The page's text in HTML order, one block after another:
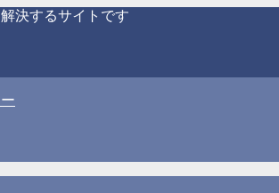
決するサイトです